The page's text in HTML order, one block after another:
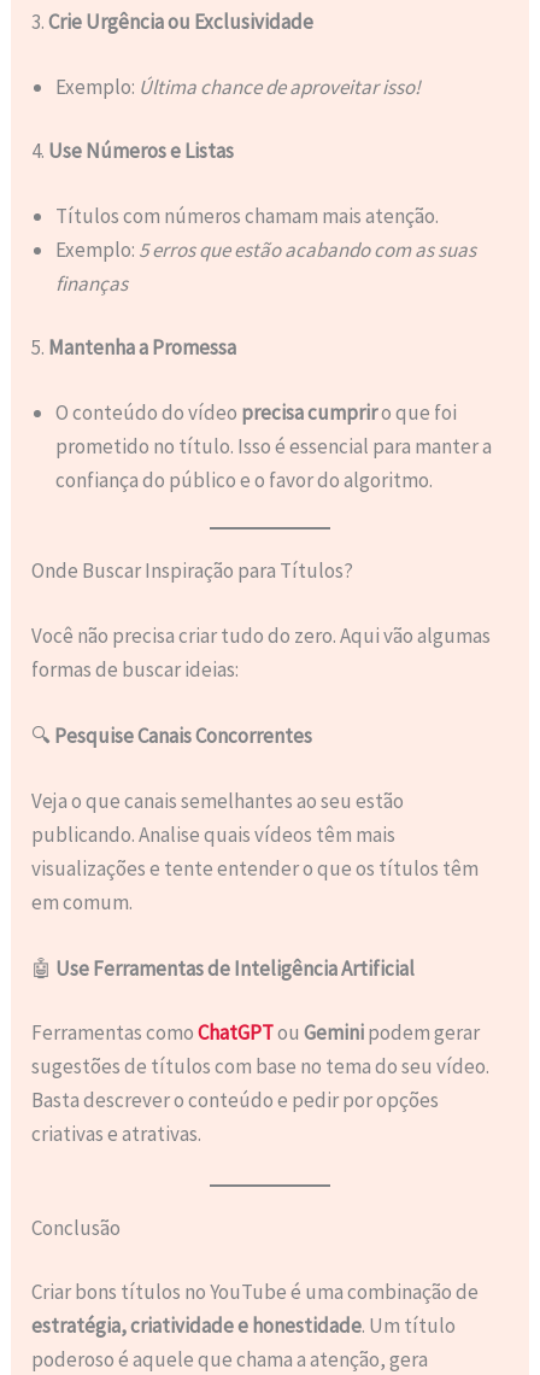
3.Crie Urgência ou Exclusividade
Exemplo: Última chance de aproveitar isso!
4. Use Números e Listas
Títulos com números chamam mais atenção.
Exemplo: 5 erros que estão acabando com as suas
finanças
5. Mantenha a Promessa
O conteúdo do vídeo precisa cumpriro que foi
prometido no título. Isso é essencial para manter a
confiança do público e o favor do algoritmo.
Onde Buscar Inspiração para Títulos?
Você não precisa criar tudo do zero. Aqui vão algumas
formas de buscar ideias:
🔍 Pesquise Canais Concorrentes
Veja o que canais semelhantes ao seu estão
publicando. Analise quais vídeos têm mais
visualizações e tente entender o que os títulos têm
em comum.
🤖 Use Ferramentas de Inteligência Artificial
Ferramentas comoChatGPTouGeminipodem gerar
sugestões de títulos com base no tema do seu vídeo.
Basta descrever o conteúdo e pedir por opções
criativas e atrativas.
Conclusão
Criar bons títulos no YouTube é uma combinação de
estratégia, criatividade e honestidade. Um título
poderoso é aquele que chama a atenção, gera